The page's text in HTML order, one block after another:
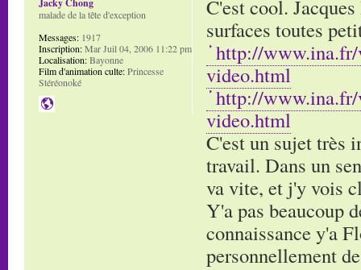
C'est cool.
surfaces toutes
http://www.ina.fr/
video.html
http://www.ina.fr/
video.html
C'est un sujet très
travail. Dans un
va vite, et j'y vois
Y'a pas beaucoup
connaissance y'a
personnellement
malade de la tête d'exception
Messages: 1917
Inscription:Mar Juil 04, 2006 11:22 pm
Localisation:Bayonne
Film d'animation culte:Princesse
Stéréonoké